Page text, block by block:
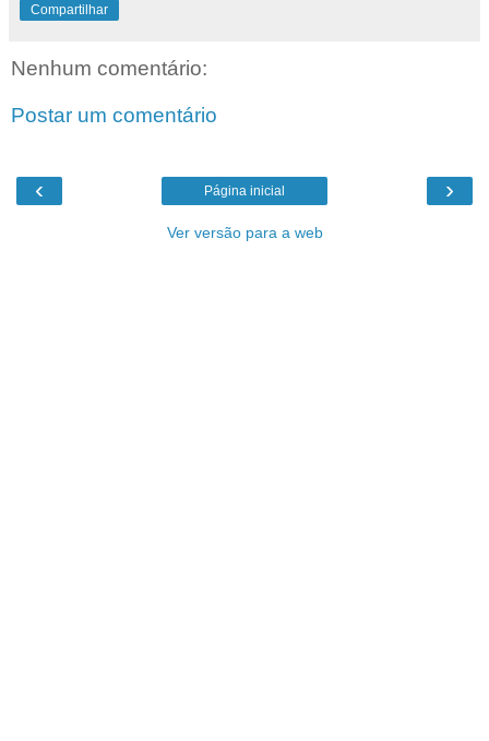
Compartilhar
Nenhum comentário:
Postar um comentário
‹ ›
Página inicial
Ver versão para a web